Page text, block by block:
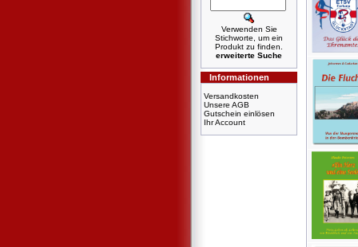
Verwenden Sie
Stichworte, um ein
Produkt zu finden.
erweiterte Suche
Informationen
Versandkosten
Unsere AGB
Gutschein einlösen
Ihr Account